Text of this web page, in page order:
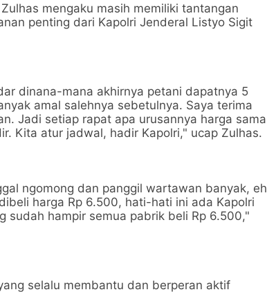
mengaku masih memiliki tantangan
penting dari Kapolri Jenderal Listyo Sigit
dinana-mana akhirnya petani dapatnya 5
amal salehnya sebetulnya. Saya terima
Jadi setiap rapat apa urusannya harga sama
Kita atur jadwal, hadir Kapolri," ucap Zulhas.
ngomong dan panggil wartawan banyak, eh
harga Rp 6.500, hati-hati ini ada Kapolri
sudah hampir semua pabrik beli Rp 6.500,"
selalu membantu dan berperan aktif